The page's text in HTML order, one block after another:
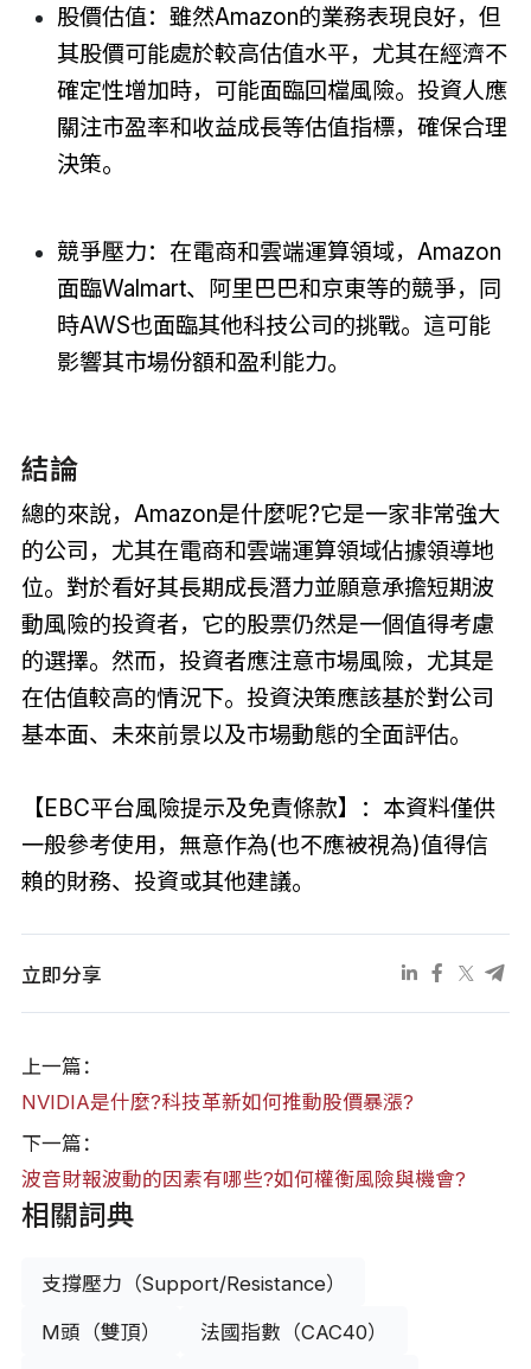
股價估值：雖然Amazon的業務表現良好，但
其股價可能處於較高估值水平，尤其在經濟不
確定性增加時，可能面臨回檔風險。投資人應
關注市盈率和收益成長等估值指標，確保合理
決策。
競爭壓力：在電商和雲端運算領域，Amazon
面臨Walmart、阿里巴巴和京東等的競爭，同
時AWS也面臨其他科技公司的挑戰。這可能
影響其市場份額和盈利能力。
結論
總的來說，Amazon是什麼呢?它是一家非常強大
的公司，尤其在電商和雲端運算領域佔據領導地
位。對於看好其長期成長潛力並願意承擔短期波
動風險的投資者，它的股票仍然是一個值得考慮
的選擇。然而，投資者應注意市場風險，尤其是
在估值較高的情況下。投資決策應該基於對公司
基本面、未來前景以及市場動態的全面評估。
【EBC平台風險提示及免責條款】：本資料僅供
一般參考使用，無意作為(也不應被視為)值得信
賴的財務、投資或其他建議。
立即分享
上一篇：
NVIDIA是什麼?科技革新如何推動股價暴漲?
下一篇：
波音財報波動的因素有哪些?如何權衡風險與機會?
相關詞典
支撐壓力（Support/Resistance）
M頭（雙頂） 法國指數（CAC40）